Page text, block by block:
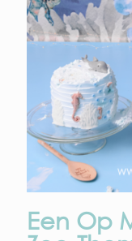
Een Op